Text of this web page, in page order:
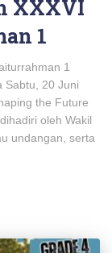
XXXVI
1
1
Sabtu, 20 Juni
the Future
oleh Wakil
undangan, serta